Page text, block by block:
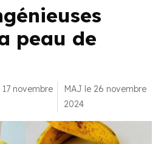
peau de
17 novembre
MAJ le 26 novembre
2024